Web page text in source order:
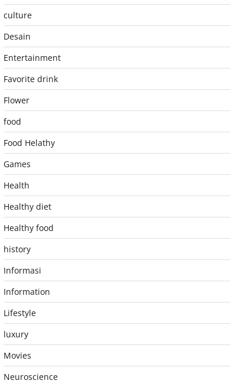
culture
Desain
Entertainment
Favorite drink
Flower
food
Food Helathy
Games
Health
Healthy diet
Healthy food
history
Informasi
Information
Lifestyle
luxury
Movies
Neuroscience